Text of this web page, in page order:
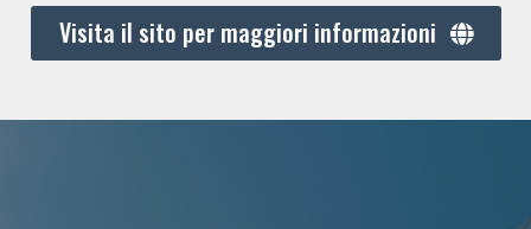
Visita il sito per maggiori informazioni